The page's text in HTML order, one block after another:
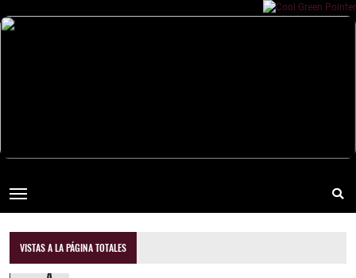
VISTAS A LA PÁGINA TOTALES